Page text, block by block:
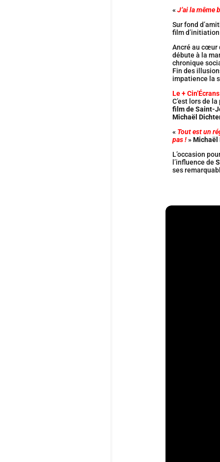
« J’ai la même
Sur fond
film
Ancré au cœur
débute à la
chronique
Fin des
impatience la
Le + Cin’Écrans
C’est lors de
film de Saint-
Michaël
« Tout est un
pas ! »Michaël
L’occasion
l’influence de
ses